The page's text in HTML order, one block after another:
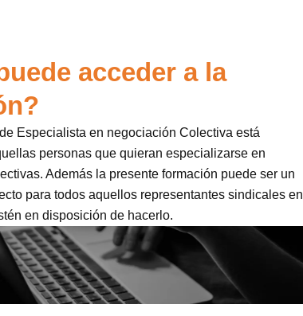
acceder a la
Especialista en negociación Colectiva está
personas que quieran especializarse en
Además la presente formación puede ser un
para todos aquellos representantes sindicales en
en disposición de hacerlo.